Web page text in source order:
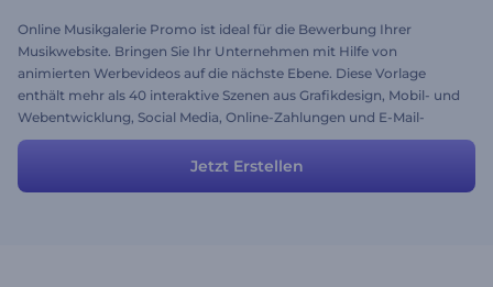
Online Musikgalerie Promo ist ideal für die Bewerbung Ihrer
Musikwebsite. Bringen Sie Ihr Unternehmen mit Hilfe von
animierten Werbevideos auf die nächste Ebene. Diese Vorlage
enthält mehr als 40 interaktive Szenen aus Grafikdesign, Mobil- und
Webentwicklung, Social Media, Online-Zahlungen und E-Mail-
Marketing, Video, Bildinhabern und vielem mehr! Fügen Sie weitere
Szenen hinzu oder löschen Sie diejenigen, die Sie nicht benötigen,
um das gewünschte Ergebnis zu erzielen.
Jetzt Erstellen